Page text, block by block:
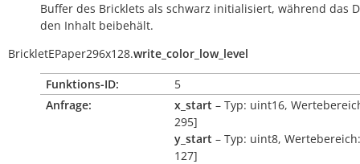
Buffer des Bricklets als schwarz initialisiert, während das
den Inhalt beibehält.
BrickletEPaper296x128.write_color_low_level
Funktions-ID:
5
Anfrage:
x_start – Typ: uint16,
295]
y_start – Typ: uint8,
127]